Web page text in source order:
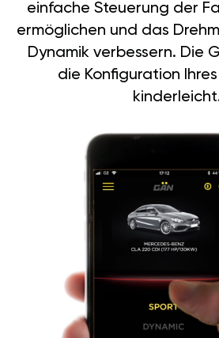
einfache Steuerung der
ermöglichen und das
Dynamik verbessern. Die
die Konfiguration